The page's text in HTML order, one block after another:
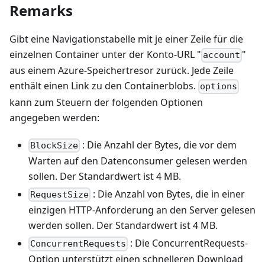
Remarks
Gibt eine Navigationstabelle mit je einer Zeile für die
einzelnen Container unter der Konto-URL " account "
aus einem Azure-Speichertresor zurück. Jede Zeile
enthält einen Link zu den Containerblobs. options
kann zum Steuern der folgenden Optionen
angegeben werden:
BlockSize : Die Anzahl der Bytes, die vor dem
Warten auf den Datenconsumer gelesen werden
sollen. Der Standardwert ist 4 MB.
RequestSize : Die Anzahl von Bytes, die in einer
einzigen HTTP-Anforderung an den Server gelesen
werden sollen. Der Standardwert ist 4 MB.
ConcurrentRequests : Die ConcurrentRequests-
Option unterstützt einen schnelleren Download